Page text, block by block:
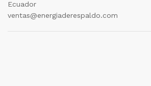
Ecuador
ventas@energiaderespaldo.com